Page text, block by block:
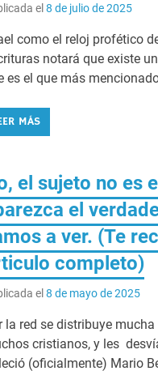
el8 de julio de 2025
como el reloj profético
notará que existe
es el que más
MÁS
el sujeto no es
el
a ver. (Te
completo)
el8 de mayo de 2025
la red se distribuye
cristianos, y les
(oficialmente) Mario